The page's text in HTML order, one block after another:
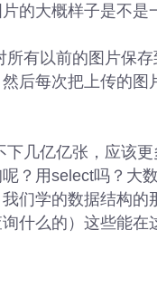
的大概样子是不是
所有以前的图片保
然后每次把上传的图
下几亿亿张，应该
？用select吗？大
们学的数据结构的
询什么的）这些能在